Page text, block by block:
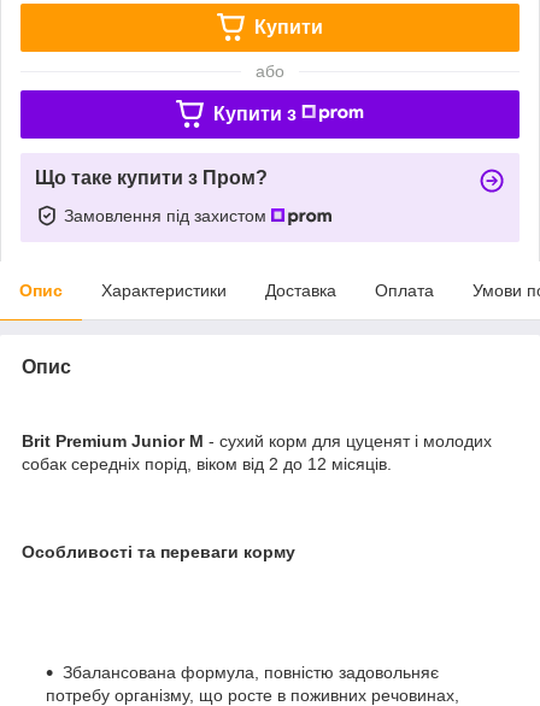
Купити
або
Купити з
Що таке купити з Пром?
Замовлення під захистом
Опис Характеристики Доставка Оплата Умови
Опис
Brit Premium Junior M - сухий корм для цуценят і молодих
собак середніх порід, віком від 2 до 12 місяців.
Особливості та переваги корму
Збалансована формула, повністю задовольняє
потребу організму, що росте в поживних речовинах,